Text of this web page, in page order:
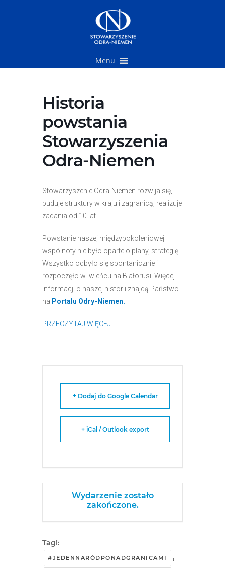
Menu
Historia
powstania
Stowarzyszenia
Odra-Niemen
Stowarzyszenie Odra-Niemen rozwija się,
buduje struktury w kraju i zagranicą, realizuje
zadania od 10 lat.
Powstanie naszej międzypokoleniowej
wspólnoty nie było oparte o plany, strategię.
Wszystko odbyło się spontanicznie i
rozpoczęło w Iwieńcu na Białorusi. Więcej
informacji o naszej historii znajdą Państwo
na Portalu Odry-Niemen.
PRZECZYTAJ WIĘCEJ
+ Dodaj do Google Calendar
+ iCal / Outlook export
Wydarzenie zostało
zakończone.
Tagi:
#JEDENNARÓDPONADGRANICAMI ,